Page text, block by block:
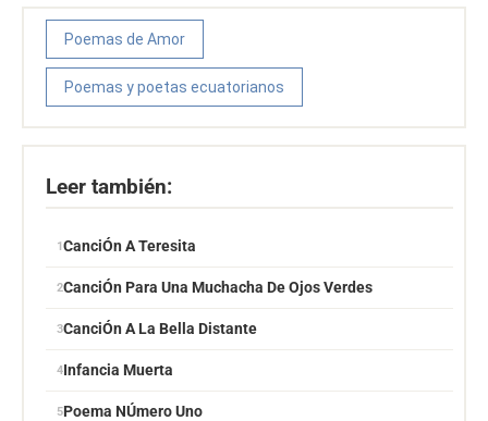
Poemas de Amor
Poemas y poetas ecuatorianos
Leer también:
CanciÓn A Teresita
CanciÓn Para Una Muchacha De Ojos Verdes
CanciÓn A La Bella Distante
Infancia Muerta
Poema NÚmero Uno